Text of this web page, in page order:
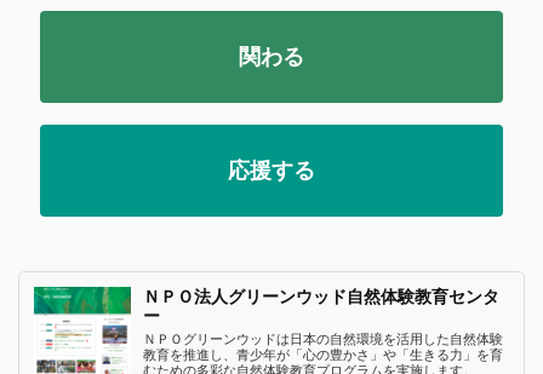
関わる
応援する
ＮＰＯ法人グリーンウッド自然体験教育センタ
ー
ＮＰＯグリーンウッドは日本の自然環境を活用した自然体験
教育を推進し、青少年が「心の豊かさ」や「生きる力」を育
むための多彩な自然体験教育プログラムを実施します。